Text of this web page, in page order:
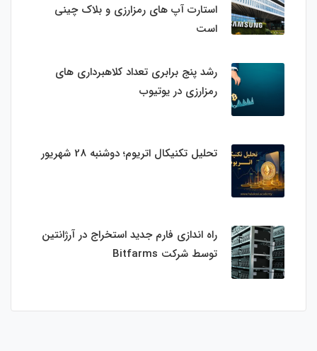
استارت‌ آپ‌ های رمزارزی و بلاک چینی
است
رشد پنج برابری تعداد کلاهبرداری های
رمزارزی در یوتیوب
تحلیل تکنیکال اتریوم؛ دوشنبه 28 شهریور
راه اندازی فارم جدید استخراج در آرژانتین
توسط شرکت Bitfarms